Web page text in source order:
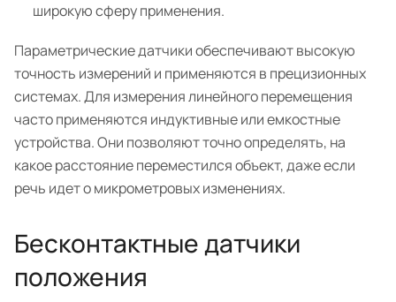
широкую сферу применения.
Параметрические датчики обеспечивают высокую
точность измерений и применяются в прецизионных
системах. Для измерения линейного перемещения
часто применяются индуктивные или емкостные
устройства. Они позволяют точно определять, на
какое расстояние переместился объект, даже если
речь идет о микрометровых изменениях.
Бесконтактные датчики
положения